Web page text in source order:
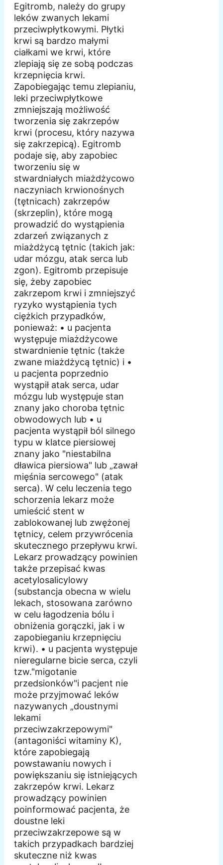
Egitromb, należy do grupy
leków zwanych lekami
przeciwpłytkowymi. Płytki
krwi są bardzo małymi
ciałkami we krwi, które
zlepiają się ze sobą podczas
krzepnięcia krwi.
Zapobiegając temu zlepianiu,
leki przeciwpłytkowe
zmniejszają możliwość
tworzenia się zakrzepów
krwi (procesu, który nazywa
się zakrzepicą). Egitromb
podaje się, aby zapobiec
tworzeniu się w
stwardniałych miażdżycowo
naczyniach krwionośnych
(tętnicach) zakrzepów
(skrzeplin), które mogą
prowadzić do wystąpienia
zdarzeń związanych z
miażdżycą tętnic (takich jak:
udar mózgu, atak serca lub
zgon). Egitromb przepisuje
się, żeby zapobiec
zakrzepom krwi i zmniejszyć
ryzyko wystąpienia tych
ciężkich przypadków,
ponieważ: • u pacjenta
występuje miażdżycowe
stwardnienie tętnic (także
zwane miażdżycą tętnic) i •
u pacjenta poprzednio
wystąpił atak serca, udar
mózgu lub występuje stan
znany jako choroba tętnic
obwodowych lub • u
pacjenta wystąpił ból silnego
typu w klatce piersiowej
znany jako "niestabilna
dławica piersiowa" lub „zawał
mięśnia sercowego" (atak
serca). W celu leczenia tego
schorzenia lekarz może
umieścić stent w
zablokowanej lub zwężonej
tętnicy, celem przywrócenia
skutecznego przepływu krwi.
Lekarz prowadzący powinien
także przepisać kwas
acetylosalicylowy
(substancja obecna w wielu
lekach, stosowana zarówno
w celu łagodzenia bólu i
obniżenia gorączki, jak i w
zapobieganiu krzepnięciu
krwi). • u pacjenta występuje
nieregularne bicie serca, czyli
tzw."migotanie
przedsionków"i pacjent nie
może przyjmować leków
nazywanych „doustnymi
lekami
przeciwzakrzepowymi"
(antagoniści witaminy K),
które zapobiegają
powstawaniu nowych i
powiększaniu się istniejących
zakrzepów krwi. Lekarz
prowadzący powinien
poinformować pacjenta, że
doustne leki
przeciwzakrzepowe są w
takich przypadkach bardziej
skuteczne niż kwas